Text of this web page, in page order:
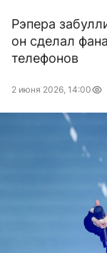
Рэпера
он сделал
телефонов
2 июня 2026, 14:00